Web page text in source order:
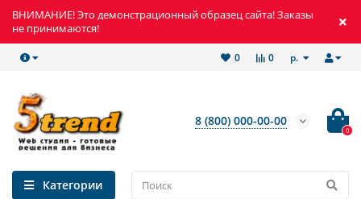
ВНИМАНИЕ! Это демонстрационный образец сайта! Заказы
не принимаются!
р.
0
0
8 (800) 000-00-00
0
Категории